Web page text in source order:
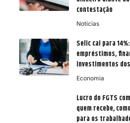
contestação
Notícias
Selic cai para
empréstimos,
investimentos
Economia
Lucro do FGTS
quem recebe,
para os